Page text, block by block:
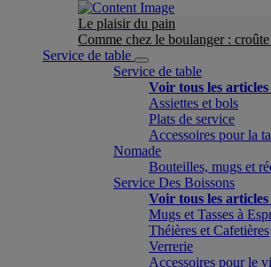
Le plaisir du pain
Comme chez le boulanger :
Service de table
Service de table
Voir tous les
Assiettes et bols
Plats de service
Accessoires pour la
Nomade
Bouteilles, mugs et
Service Des Boissons
Voir tous les
Mugs et Tasses à
Théières et Cafetières
Verrerie
Accessoires pour le